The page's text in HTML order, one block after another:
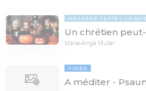
MESSAGE TEXTE LA
Un chrétien
Marie-Ange Muller
VIDÉO
A méditer -